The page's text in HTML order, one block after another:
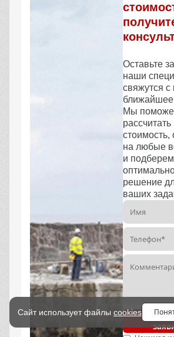
Оставьте
наши
свяжутся с
Мы
рассчитать
стоимость,
на любые
и подберем
решение
ваших
Сайт использует файлы cookies